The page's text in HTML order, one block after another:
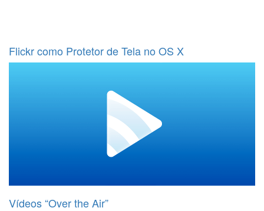
Flickr como Protetor de Tela no OS X
Vídeos “Over the Air”